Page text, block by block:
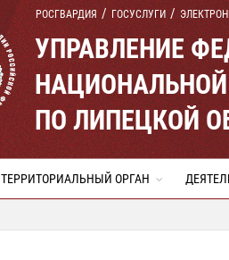
РОСГВАРДИЯ ГОСУСЛУГИ
УПРАВЛЕНИЕ
ПО ЛИПЕЦКОЙ
ТЕРРИТОРИАЛЬНЫЙ ОРГАН